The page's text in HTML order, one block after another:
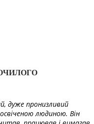
дуже пронизливий
людиною. Він